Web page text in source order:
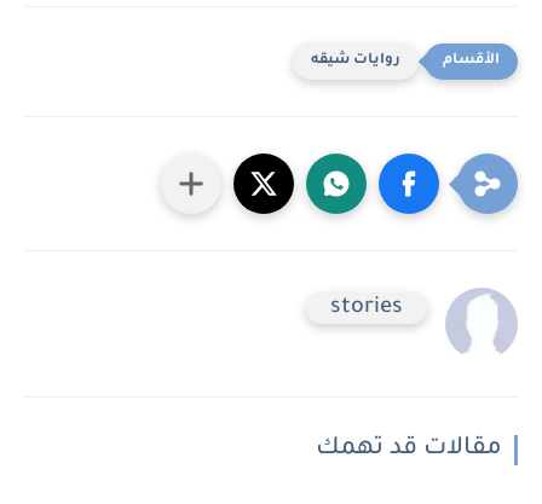
روايات شيقه
stories
مقالات قد تهمك